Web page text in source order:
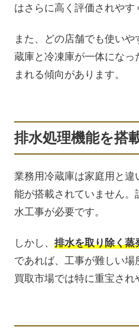
はさらに高く評価されやす
また、どの店舗でも使い
蔵庫と冷凍庫が一体にな
まれる傾向があります。
排水処理機能を搭
業務用冷蔵庫は家庭用と
能が搭載されていません
水工事が必要です。
しかし、 排水を取り除く蒸
であれば、工事が難しい場
買取市場では特に重宝され